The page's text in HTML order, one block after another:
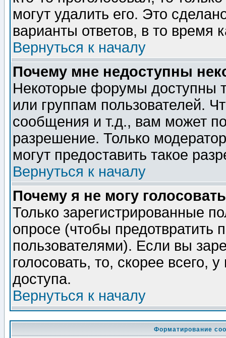
могут удалить его. Это
варианты ответов, в то время
Вернуться к началу
Почему мне недоступны
Некоторые форумы доступны
или группам пользователей.
сообщения и т.д., вам может
разрешение. Только
могут предоставить такое
Вернуться к началу
Почему я не могу
Только зарегистрированные
опросе (чтобы предотвратить
пользователями). Если вы
голосовать, то, скорее всего,
доступа.
Вернуться к началу
Форматирование